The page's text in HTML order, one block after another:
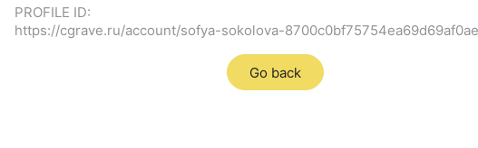
PROFILE ID:
https://cgrave.ru/account/sofya-sokolova-
Go back